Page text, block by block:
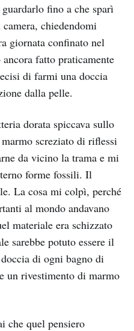
fino a che sparì
chiedendomi
giornata confinato nel
fatto praticamente
di farmi una doccia
dalla pelle.
dorata spiccava sullo
screziato di riflessi
da vicino la trama e mi
forme fossili. Il
La cosa mi colpì, perché
al mondo andavano
materiale era schizzato
sarebbe potuto essere il
di ogni bagno di
un rivestimento di marmo
che quel pensiero